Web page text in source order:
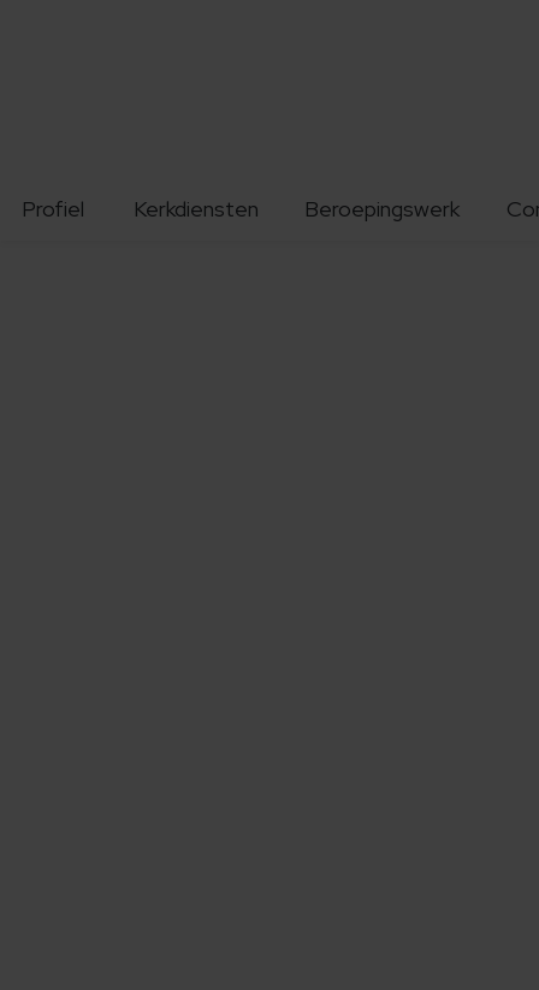
Profiel Kerkdiensten Beroepingswerk